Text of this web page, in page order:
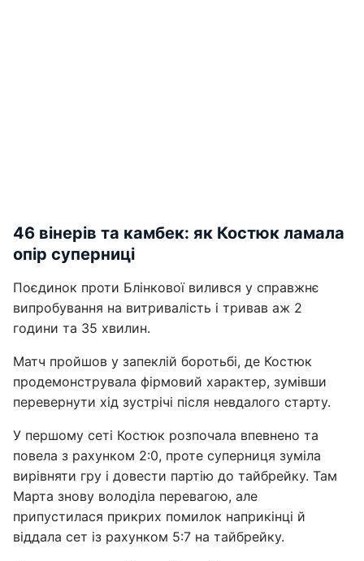
46 вінерів та камбек: як Костюк ламала
опір суперниці
Поєдинок проти Блінкової вилився у справжнє
випробування на витривалість і тривав аж 2
години та 35 хвилин.
Матч пройшов у запеклій боротьбі, де Костюк
продемонструвала фірмовий характер, зумівши
перевернути хід зустрічі після невдалого старту.
У першому сеті Костюк розпочала впевнено та
повела з рахунком 2:0, проте суперниця зуміла
вирівняти гру і довести партію до тайбрейку. Там
Марта знову володіла перевагою, але
припустилася прикрих помилок наприкінці й
віддала сет із рахунком 5:7 на тайбрейку.